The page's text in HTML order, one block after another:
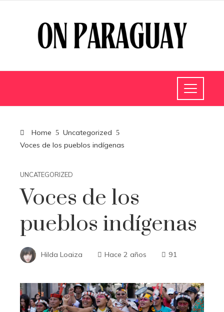
Home
Uncategorized
Voces de los pueblos indígenas
UNCATEGORIZED
Voces de los
pueblos indígenas
Hilda Loaiza Hace 2 años 91